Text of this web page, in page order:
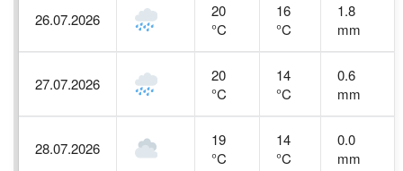
26.07.2026
20
°C
16
°C
1.8
mm
27.07.2026
20
°C
14
°C
0.6
mm
28.07.2026
19
°C
14
°C
0.0
mm